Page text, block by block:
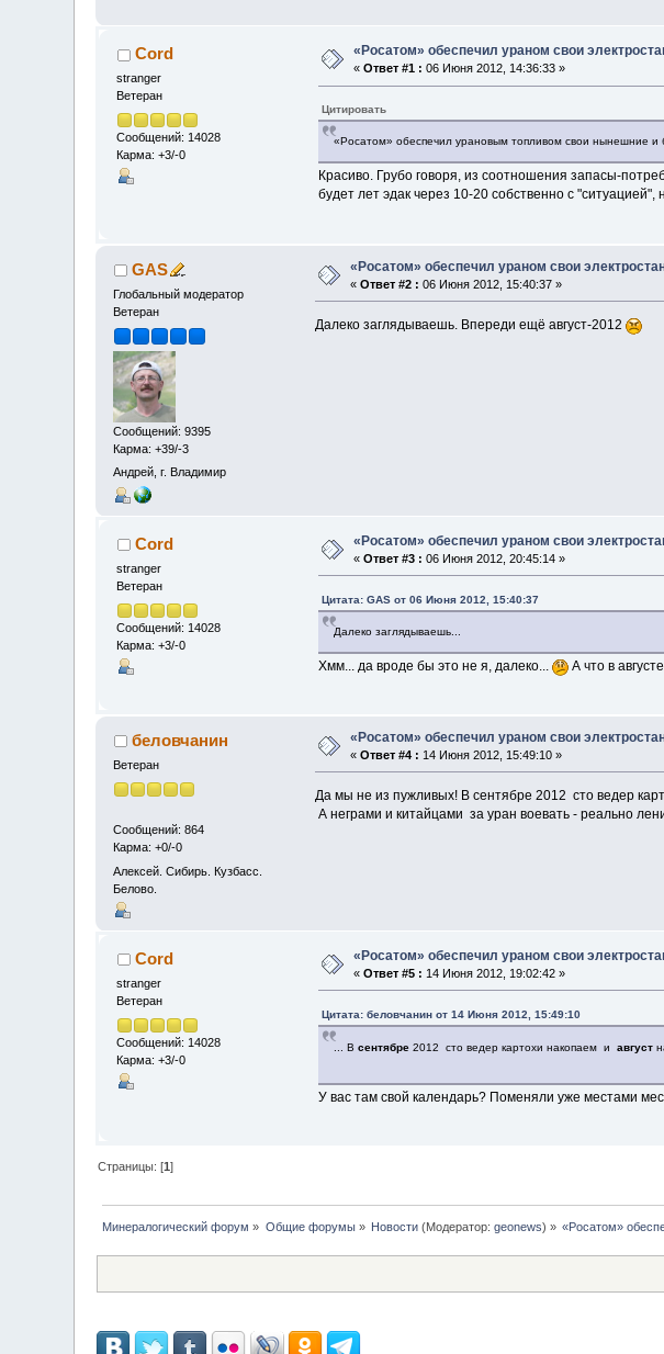
Cord
stranger
Ветеран
Сообщений: 14028
Карма: +3/-0
«Росатом» обеспечил ураном свои
«Ответ #1 : 06 Июня 2012, 14:36:33 »
Цитировать
«Росатом» обеспечил урановым топливом свои нынешние
Красиво. Грубо говоря, из соотношения запасы-
будет лет эдак через 10-20 собственно с
GAS
Глобальный модератор
Ветеран
Сообщений: 9395
Карма: +39/-3
Андрей, г. Владимир
«Росатом» обеспечил ураном свои
«Ответ #2 : 06 Июня 2012, 15:40:37 »
Далеко заглядываешь. Впереди ещё август-2012
Cord
stranger
Ветеран
Сообщений: 14028
Карма: +3/-0
«Росатом» обеспечил ураном свои
«Ответ #3 : 06 Июня 2012, 20:45:14 »
Цитата: GAS от 06 Июня 2012, 15:40:37
Далеко заглядываешь...
Хмм... да вроде бы это не я, далеко... А что в
беловчанин
Ветеран
Сообщений: 864
Карма: +0/-0
Алексей. Сибирь. Кузбасс.
Белово.
«Росатом» обеспечил ураном свои
«Ответ #4 : 14 Июня 2012, 15:49:10 »
Да мы не из пужливых! В сентябре 2012 сто ведер
А неграми и китайцами за уран воевать - реально
Cord
stranger
Ветеран
Сообщений: 14028
Карма: +3/-0
«Росатом» обеспечил ураном свои
«Ответ #5 : 14 Июня 2012, 19:02:42 »
Цитата: беловчанин от 14 Июня 2012, 15:49:10
... В сентябре2012 сто ведер картохи накопаем и август
У вас там свой календарь? Поменяли уже местами
Страницы: [1]
Минералогический форум » Общие форумы» Новости (Модератор:geonews) » «Росатом»